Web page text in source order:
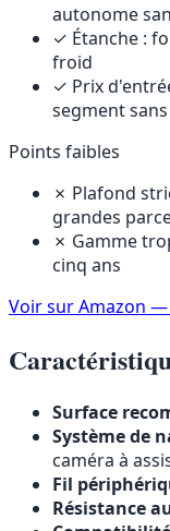
autonome
✓ Étanche :
froid
✓ Prix
segment
Points faibles
✗ Plafond
grandes
✗ Gamme
cinq ans
Voir sur Amazon —
Surface
Système de
caméra à
Fil
Résistance